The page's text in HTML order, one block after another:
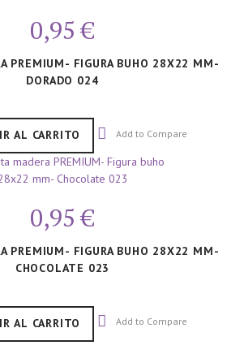
0,95 €
PREMIUM- FIGURA BUHO 28X22 MM-
DORADO 024
AL CARRITO Add to Compare
0,95 €
PREMIUM- FIGURA BUHO 28X22 MM-
CHOCOLATE 023
AL CARRITO Add to Compare